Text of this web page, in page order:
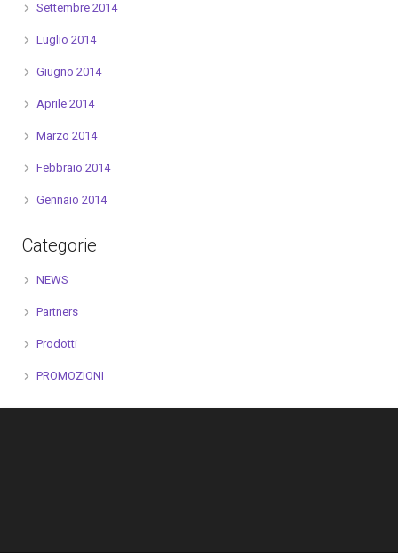
Settembre 2014
Luglio 2014
Giugno 2014
Aprile 2014
Marzo 2014
Febbraio 2014
Gennaio 2014
Categorie
NEWS
Partners
Prodotti
PROMOZIONI